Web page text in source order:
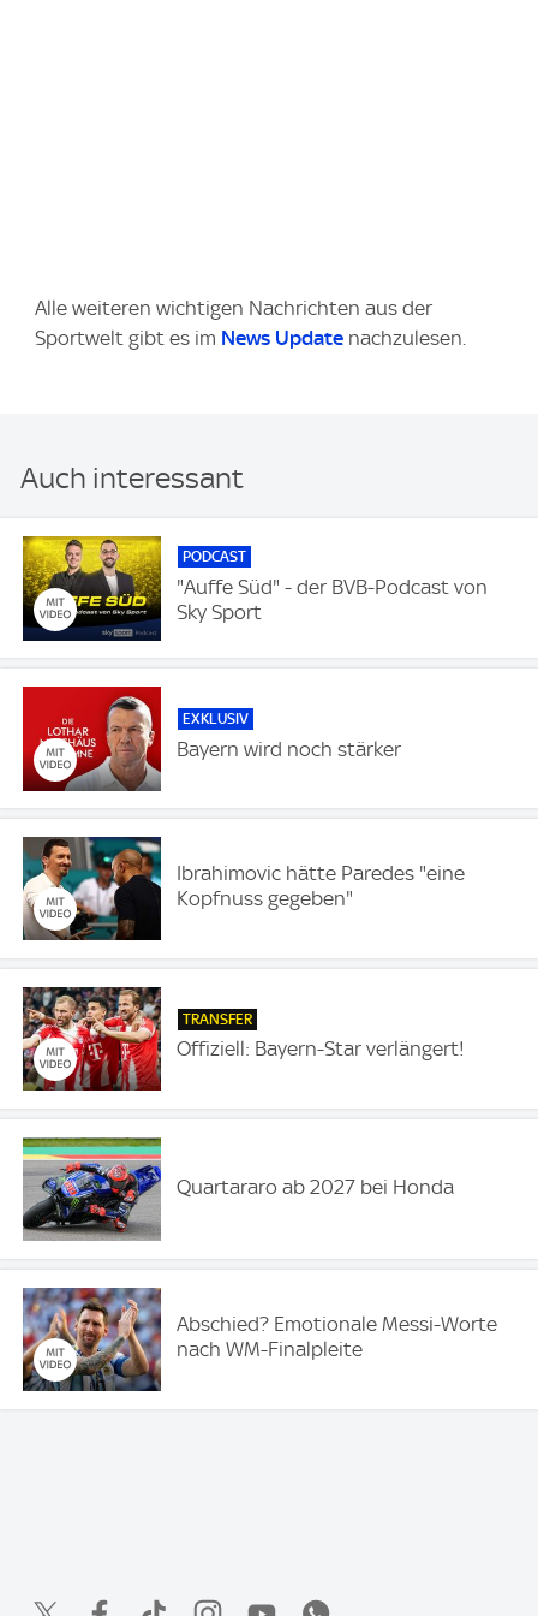
Alle weiteren wichtigen Nachrichten aus der
Sportwelt gibt es im News Update nachzulesen.
Auch interessant
PODCAST
"Auffe Süd" - der BVB-Podcast von
Sky Sport
EXKLUSIV
Bayern wird noch stärker
Ibrahimovic hätte Paredes "eine
Kopfnuss gegeben"
TRANSFER
Offiziell: Bayern-Star verlängert!
Quartararo ab 2027 bei Honda
Abschied? Emotionale Messi-Worte
nach WM-Finalpleite